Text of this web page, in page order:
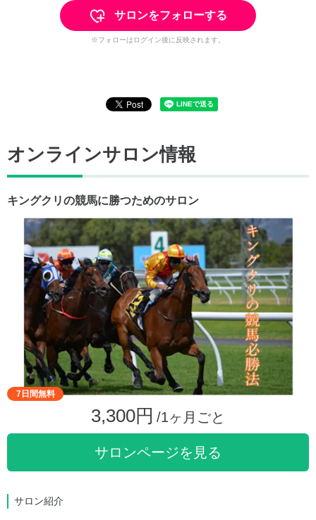
サロンをフォローする
※フォローはログイン後に反映されます。
オンラインサロン情報
キングクリの競馬に勝つためのサロン
7日間無料
3,300円 /1ヶ月ごと
サロンページを見る
サロン紹介